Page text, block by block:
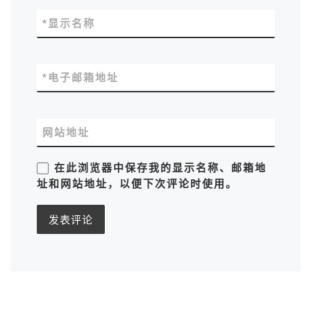
显示名称
*
电子邮箱地址
*
网站地址
在此浏览器中保存我的显示名称、邮箱地
址和网站地址，以便下次评论时使用。